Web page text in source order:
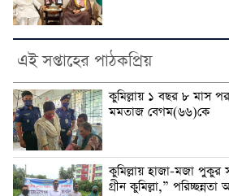
এই সপ্তাহের পাঠকপ্রিয়
কুমিল্লায় ১ বছর ৮ মাস
মমতাজ বেগম(৬৬)কে
কুমিল্লায় হাজা-মজা পুকুর
গ্রীন কুমিল্লা,”